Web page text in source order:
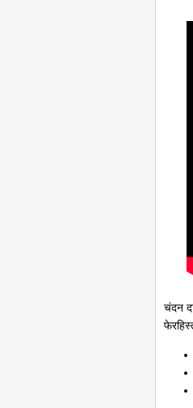
चंदन